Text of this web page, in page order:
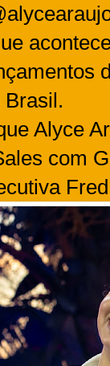
Brasil.
Alyce
com